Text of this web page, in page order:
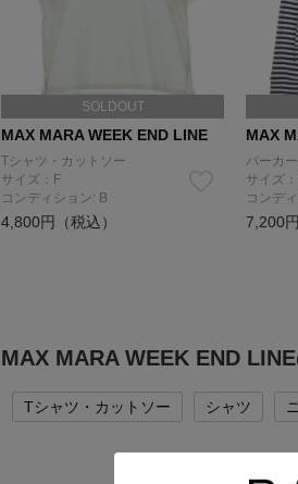
SOLDOUT
MAX MARA WEEK END LINE
Tシャツ・カットソー
サイズ：F
コンディション: B
4,800円（税込）
MAX
パーカー
サイズ
コンデ
7,200
MAX MARA WEEK END
Tシャツ・カットソー シャツ